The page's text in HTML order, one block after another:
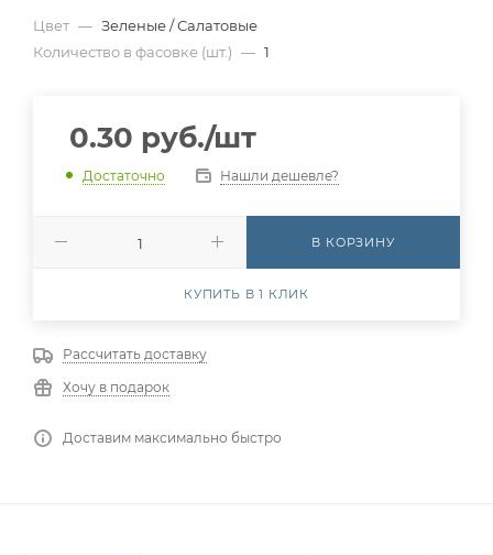
Цвет — Зеленые / Салатовые
Количество в фасовке (шт.) — 1
0.30 руб./шт
Достаточно Нашли дешевле?
В КОРЗИНУ
КУПИТЬ В 1 КЛИК
Рассчитать доставку
Хочу в подарок
Доставим максимально быстро